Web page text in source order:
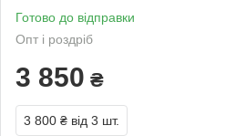
Готово до відправки
Опт і роздріб
3 850 ₴
3 800 ₴ від 3 шт.